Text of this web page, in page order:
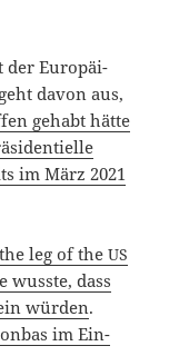
der Euro­päi­
davon aus,
gehabt hät­te
im März 2021
leg of theUS
wuss­te, dass
wür­den.
im Ein­